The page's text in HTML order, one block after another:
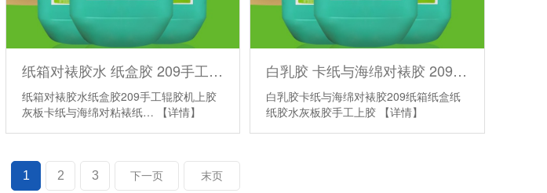
纸箱对裱胶水 纸盒胶 209手工 辊胶机上胶灰板 卡纸与海绵对粘裱纸胶
纸箱对裱胶水纸盒胶209手工辊胶机上胶
灰板卡纸与海绵对粘裱纸…
【详情】
白乳胶 卡纸与海绵对裱胶 209 纸箱 纸盒 纸纸胶水灰板胶 手工上胶
白乳胶卡纸与海绵对裱胶209纸箱纸盒纸
纸胶水灰板胶手工上胶 【详情】
1 2 3 下一页 末页